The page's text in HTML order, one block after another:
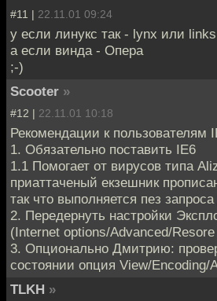
#11 | 22.11.01 09:24
у если линукс так - lynx или links
а если винда - Опера
;-)
Scooter »
#12 | 22.11.01 10:18
Рекомендации к пользователям
1. Обязательно поставить IE6
1.1 Помогает от вирусов типа
приаттаченый екзешник
так что выполняется пез
2. Передернуть настройки
(Internet options/Advanced/
3. Опционально Дмитрию:
состоянии опция View/Encoding/
TLKH »